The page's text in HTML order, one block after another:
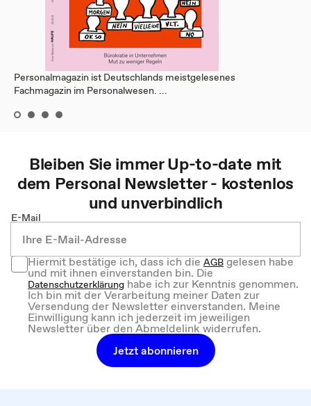
Personalmagazin ist Deutschlands meistgelesenes
Fachmagazin im Personalwesen. ...
Bleiben Sie immer Up-to-date mit
dem Personal Newsletter - kostenlos
und unverbindlich
E-Mail
Hiermit bestätige ich, dass ich dieAGBgelesen habe
und mit ihnen einverstanden bin. Die
Datenschutzerklärung habe ich zur Kenntnis genommen.
Ich bin mit der Verarbeitung meiner Daten zur
Versendung der Newsletter einverstanden. Meine
Einwilligung kann ich jederzeit im jeweiligen
Newsletter über den Abmeldelink widerrufen.
Jetzt abonnieren